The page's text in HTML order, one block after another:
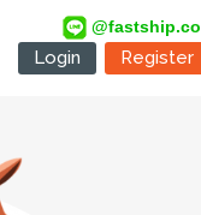
@fastship.co
Login Register